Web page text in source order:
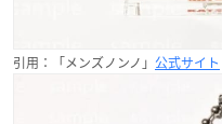
引用：「メンズノンノ」 公式サイト